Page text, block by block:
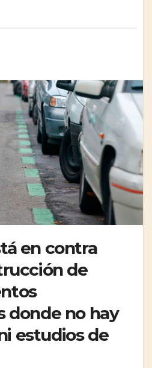
en contra
de
donde no hay
estudios de